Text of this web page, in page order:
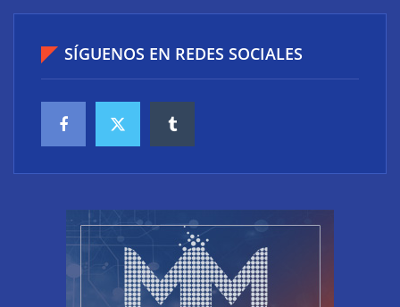
accesos que no caducan
SÍGUENOS EN REDES SOCIALES